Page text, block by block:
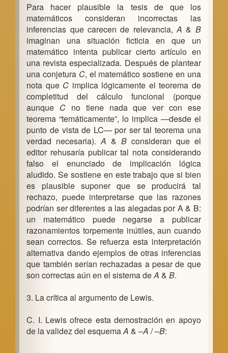
Para hacer plausible la tesis de que los
matemáticos consideran incorrectas las
inferencias que carecen de relevancia,A & B
imaginan una situación ficticia en que un
matemático intenta publicar cierto artículo en
una revista especializada. Después de plantear
una conjetura C, el matemático sostiene en una
nota que C implica lógicamente el teorema de
completitud del cálculo funcional (porque
aunque C no tiene nada que ver con ese
teorema “temáticamente”, lo implica —desde el
punto de vista de LC— por ser tal teorema una
verdad necesaria).A & Bconsideran que el
editor rehusaría publicar tal nota considerando
falso el enunciado de implicación lógica
aludido. Se sostiene en este trabajo que si bien
es plausible suponer que se producirá tal
rechazo, puede interpretarse que las razones
podrían ser diferentes a las alegadas por A & B:
un matemático puede negarse a publicar
razonamientos torpemente inútiles, aun cuando
sean correctos. Se refuerza esta interpretación
alternativa dando ejemplos de otras inferencias
que también serían rechazadas a pesar de que
son correctas aún en el sistema deA &B.
3. La crítica al argumento de Lewis.
C. I. Lewis ofrece esta demostración en apoyo
de la validez del esquemaA & –A / –B: